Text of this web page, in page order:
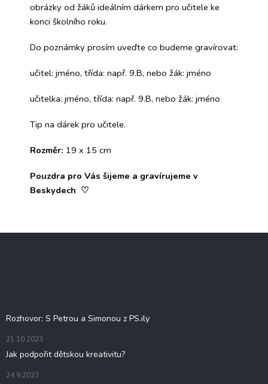
obrázky od žáků ideálním dárkem pro učitele ke
konci školního roku.
Do poznámky prosím uveďte co budeme gravírovat:
učitel: jméno, třída: např. 9.B, nebo žák: jméno
učitelka: jméno, třída: např. 9.B, nebo žák: jméno
Tip na dárek pro učitele.
Rozměr: 19 x 15 cm
Pouzdra pro Vás šijeme a gravírujeme v
Beskydech ♡
Rozhovor: S Petrou a Simonou z PS.ily
21.10.2023
Jak podpořit dětskou kreativitu?
24.9.2023